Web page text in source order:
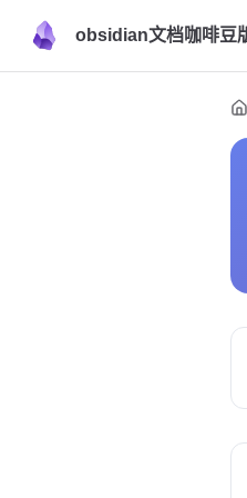
obsidian文档咖啡豆
Skip to content